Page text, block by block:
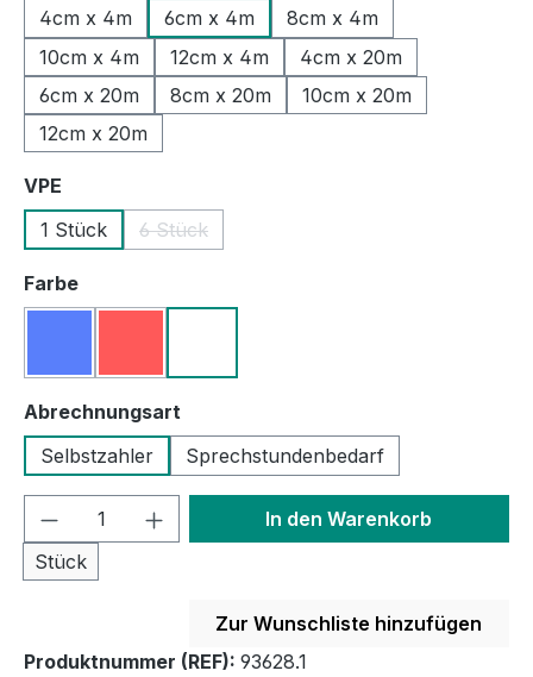
4cm x 4m
6cm x 4m
8cm x 4m
10cm x 4m
12cm x 4m
4cm x 20m
6cm x 20m
8cm x 20m
10cm x 20m
12cm x 20m
VPE
1 Stück
6 Stück
(Diese Option ist zurzeit nicht verfügbar.)
Farbeauswählen
Abrechnungsart
Selbstzahler
Sprechstundenbedarf
Produkt Anzahl: Gib den
Stück
In den Warenkorb
Zur Wunschliste hinzufügen
Produktnummer (REF): 93628.1